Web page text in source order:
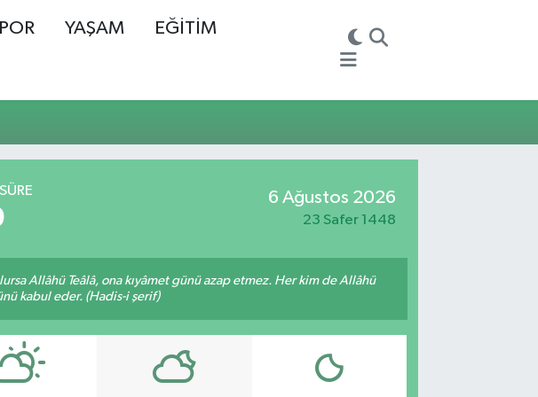
YAŞAM EĞİTİM
6 Ağustos 2026
23 Safer 1448
Allâhü Teâlâ, ona kıyâmet günü azap etmez. Her kim de Allâhü
kabul eder. (Hadis-i şerif)